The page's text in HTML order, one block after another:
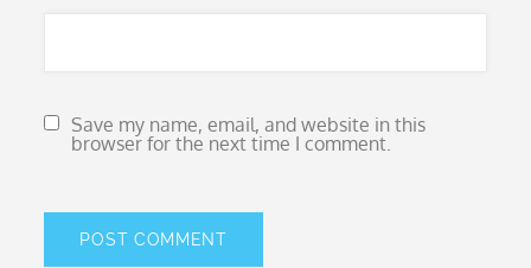
Save my name, email, and website in this
browser for the next time I comment.